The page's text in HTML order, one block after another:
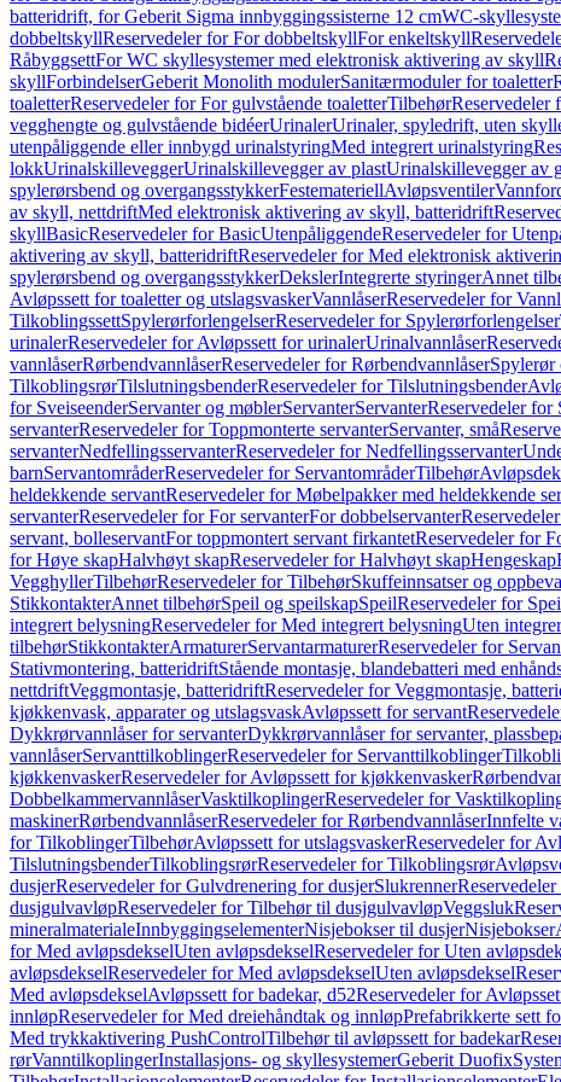
batteridrift, for Geberit Sigma innbyggingssisterne 12 cmWC-
dobbeltskyllReservedeler for For dobbeltskyllFor enkeltskyll
RåbyggsettFor WC skyllesystemer med elektronisk aktivering av skyll
skyllForbindelserGeberit Monolith modulerSanitærmoduler for toaletter
toaletterReservedeler for For gulvstående toaletterTilbehørReservedeler
vegghengte og gulvstående bidéerUrinalerUrinaler, spyledrift, uten
utenpåliggende eller innbygd urinalstyringMed integrert urinalstyring
lokkUrinalskilleveggerUrinalskillevegger av plastUrinalskillevegger av
spylerørsbend og overgangsstykkerFestemateriellAvløpsventiler
av skyll, nettdriftMed elektronisk aktivering av skyll, batteridrift
skyllBasicReservedeler for BasicUtenpåliggendeReservedeler for
aktivering av skyll, batteridriftReservedeler for Med elektronisk
spylerørsbend og overgangsstykkerDekslerIntegrerte styringerAnnet
Avløpssett for toaletter og utslagsvaskerVannlåserReservedeler for
TilkoblingssettSpylerørforlengelserReservedeler for Spylerørforlengelser
urinalerReservedeler for Avløpssett for urinalerUrinalvannlåser
vannlåserRørbendvannlåserReservedeler for RørbendvannlåserSpylerør
TilkoblingsrørTilslutningsbenderReservedeler for Tilslutningsbender
for SveiseenderServanter og møblerServanterServanterReservedeler for
servanterReservedeler for Toppmonterte servanterServanter, små
servanterNedfellingsservanterReservedeler for Nedfellingsservanter
barnServantområderReservedeler for ServantområderTilbehør
heldekkende servantReservedeler for Møbelpakker med heldekkende
servanterReservedeler for For servanterFor dobbelservanter
servant, bolleservantFor toppmontert servant firkantetReservedeler for
for Høye skapHalvhøyt skapReservedeler for Halvhøyt skapHengeskap
VegghyllerTilbehørReservedeler for TilbehørSkuffeinnsatser og
StikkontakterAnnet tilbehørSpeil og speilskapSpeilReservedeler for
integrert belysningReservedeler for Med integrert belysningUten
tilbehørStikkontakterArmaturerServantarmaturerReservedeler for
Stativmontering, batteridriftStående montasje, blandebatteri med
nettdriftVeggmontasje, batteridriftReservedeler for Veggmontasje,
kjøkkenvask, apparater og utslagsvaskAvløpssett for servant
Dykkrørvannlåser for servanterDykkrørvannlåser for servanter,
vannlåserServanttilkoblingerReservedeler for Servanttilkoblinger
kjøkkenvaskerReservedeler for Avløpssett for kjøkkenvasker
DobbelkammervannlåserVasktilkoplingerReservedeler for
maskinerRørbendvannlåserReservedeler for RørbendvannlåserInnfelte
for TilkoblingerTilbehørAvløpssett for utslagsvaskerReservedeler for
TilslutningsbenderTilkoblingsrørReservedeler for Tilkoblingsrør
dusjerReservedeler for Gulvdrenering for dusjerSlukrenner
dusjgulvavløpReservedeler for Tilbehør til dusjgulvavløpVeggsluk
mineralmaterialeInnbyggingselementerNisjebokser til dusjerNisjebokser
for Med avløpsdekselUten avløpsdekselReservedeler for Uten
avløpsdekselReservedeler for Med avløpsdekselUten avløpsdeksel
Med avløpsdekselAvløpssett for badekar, d52Reservedeler for
innløpReservedeler for Med dreiehåndtak og innløpPrefabrikkerte sett
Med trykkaktivering PushControlTilbehør til avløpssett for badekar
rørVanntilkoplingerInstallasjons- og skyllesystemerGeberit Duofix